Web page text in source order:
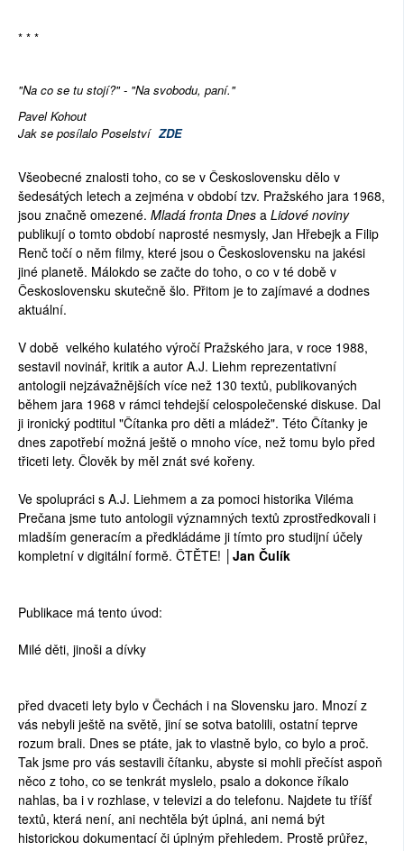
* * *
"Na co se tu stojí?" - "Na svobodu, paní."
Pavel Kohout
Jak se posílalo Poselství ZDE
Všeobecné znalosti toho, co se v Československu dělo v
šedesátých letech a zejména v období tzv. Pražského jara 1968,
jsou značně omezené. Mladá fronta Dnes a Lidové noviny
publikují o tomto období naprosté nesmysly, Jan Hřebejk a Filip
Renč točí o něm filmy, které jsou o Československu na jakési
jiné planetě. Málokdo se začte do toho, o co v té době v
Československu skutečně šlo. Přitom je to zajímavé a dodnes
aktuální.
V době velkého kulatého výročí Pražského jara, v roce 1988,
sestavil novinář, kritik a autor A.J. Liehm reprezentativní
antologii nejzávažnějších více než 130 textů, publikovaných
během jara 1968 v rámci tehdejší celospolečenské diskuse. Dal
ji ironický podtitul "Čítanka pro děti a mládež". Této Čítanky je
dnes zapotřebí možná ještě o mnoho více, než tomu bylo před
třiceti lety. Člověk by měl znát své kořeny.
Ve spolupráci s A.J. Liehmem a za pomoci historika Viléma
Prečana jsme tuto antologii významných textů zprostředkovali i
mladším generacím a předkládáme ji tímto pro studijní účely
kompletní v digitální formě. ČTĚTE! │Jan Čulík
Publikace má tento úvod:
Milé děti, jinoši a dívky
před dvaceti lety bylo v Čechách i na Slovensku jaro. Mnozí z
vás nebyli ještě na světě, jiní se sotva batolili, ostatní teprve
rozum brali. Dnes se ptáte, jak to vlastně bylo, co bylo a proč.
Tak jsme pro vás sestavili čítanku, abyste si mohli přečíst aspoň
něco z toho, co se tenkrát myslelo, psalo a dokonce říkalo
nahlas, ba i v rozhlase, v televizi a do telefonu. Najdete tu tříšť
textů, která není, ani nechtěla být úplná, ani nemá být
historickou dokumentací či úplným přehledem. Prostě průřez,